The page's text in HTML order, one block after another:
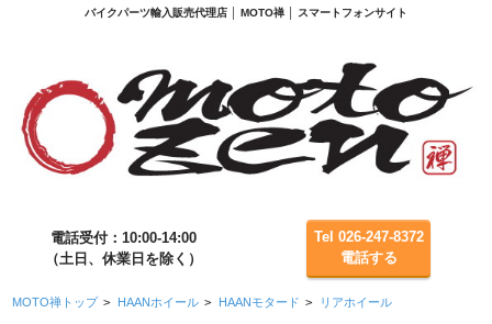
バイクパーツ輸入販売代理店 │ MOTO禅 │ スマートフォンサイト
電話受付：10:00-14:00
（土日、休業日を除く）
Tel 026-247-8372
電話する
MOTO禅トップ > HAANホイール > HAANモタード > リアホイール